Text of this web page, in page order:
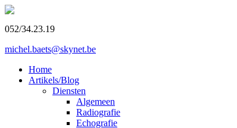
052/34.23.19
michel.baets@skynet.be
Home
Artikels/Blog
Diensten
Algemeen
Radiografie
Echografie